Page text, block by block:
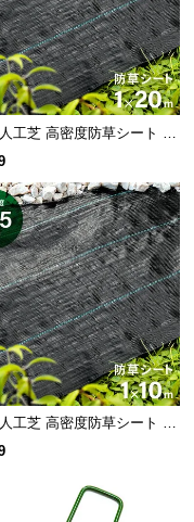
カット
きるので、敷き
とができます。
工芝 高密度防草シート 1×
工芝 高密度防草シート 1×